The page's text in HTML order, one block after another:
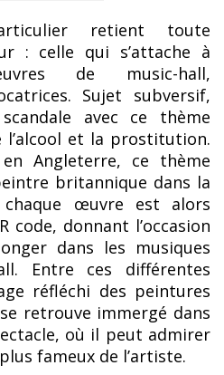
retient toute
: celle qui s’attache à
de music-hall,
Sujet subversif,
avec ce thème
l’alcool et la prostitution.
en Angleterre, ce thème
britannique dans la
chaque œuvre est alors
code, donnant l’occasion
dans les musiques
Entre ces différentes
réfléchi des peintures
retrouve immergé dans
où il peut admirer
fameux de l’artiste.